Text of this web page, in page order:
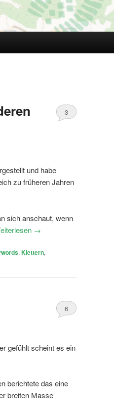
3
und habe
zu früheren Jahren
sich anschaut, wenn
→
, Klettern,
6
gefühlt scheint es ein
berichtete das eine
breiten Masse